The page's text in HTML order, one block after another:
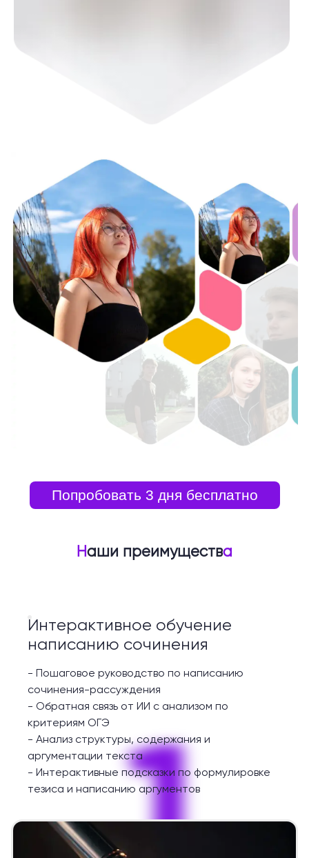
Попробовать 3 дня бесплатно
Наши преимущества
1
Интерактивное обучение
написанию сочинения
- Пошаговое руководство по написанию
сочинения-рассуждения
- Обратная связь от ИИ с анализом по
критериям ОГЭ
- Анализ структуры, содержания и
аргументации текста
- Интерактивные подсказки по формулировке
тезиса и написанию аргументов